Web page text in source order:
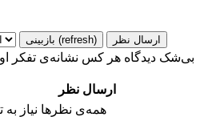
بی‌شک دیدگاه هر کس نشانه‌ی تفکر
ارسال نظر
همه‌ی نظرها نیاز به